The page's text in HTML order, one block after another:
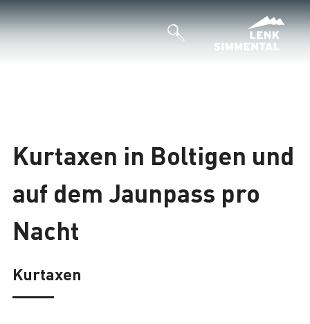
Kurtaxen in Boltigen und
auf dem Jaunpass pro
Nacht
Kurtaxen